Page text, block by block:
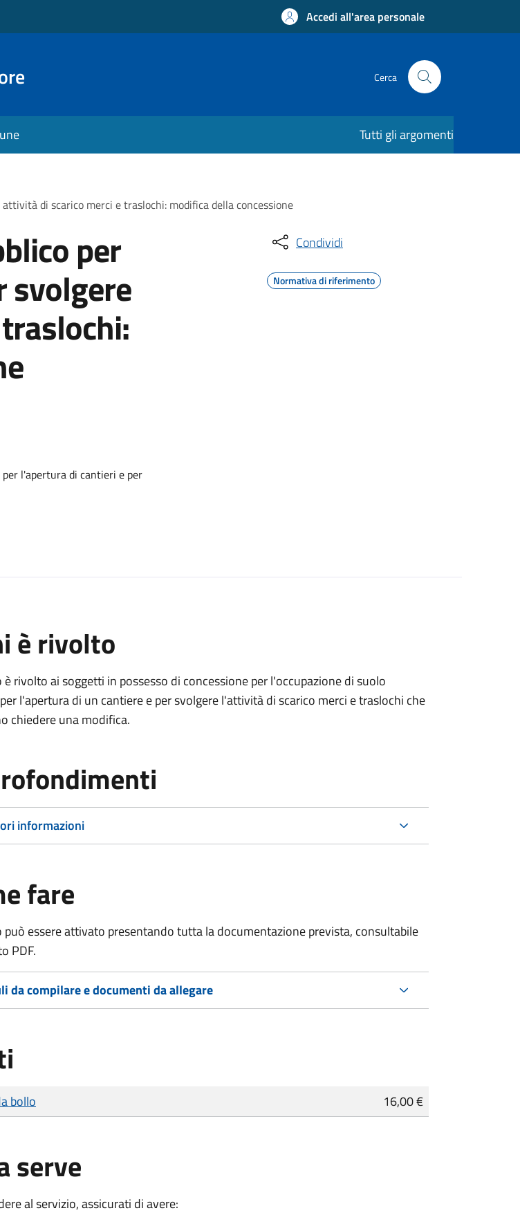
Accedi all'area personale
Cerca
Tutti gli argomenti
di scarico merci e traslochi: modifica della concessione
per
svolgere
per l'apertura di cantieri e per
Condividi
Normativa di riferimento
è rivolto
è rivolto ai soggetti in possesso di concessione per l'occupazione di suolo
l'apertura di un cantiere e per svolgere l'attività di scarico merci e traslochi che
chiedere una modifica.
informazioni
fare
può essere attivato presentando tutta la documentazione prevista, consultabile
PDF.
da compilare e documenti da allegare
bollo 16,00 €
serve
al servizio, assicurati di avere: